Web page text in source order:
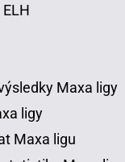
Maxa ligy
ligy
Maxa ligu